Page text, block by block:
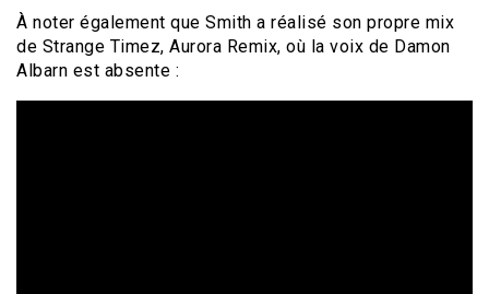
À noter également que Smith a réalisé son propre mix
de Strange Timez, Aurora Remix, où la voix de Damon
Albarn est absente :